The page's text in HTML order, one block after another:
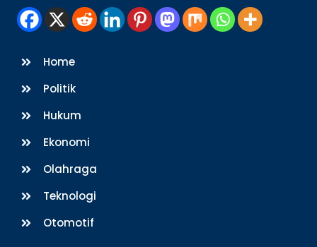
Home
Politik
Hukum
Ekonomi
Olahraga
Teknologi
Otomotif